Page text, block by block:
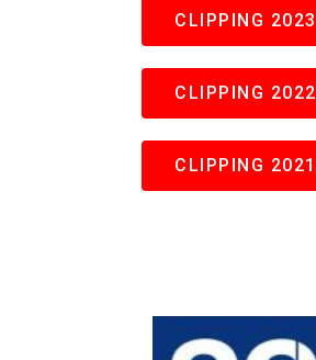
CLIPPING 2023
CLIPPING 2022
CLIPPING 2021